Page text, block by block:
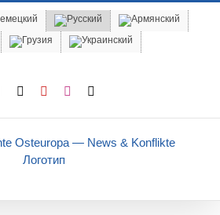
Facebook YouTubeInstagram